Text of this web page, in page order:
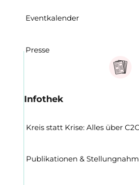
Eventkalender
Presse
Infothek
Kreis statt Krise: Alles über
Publikationen &